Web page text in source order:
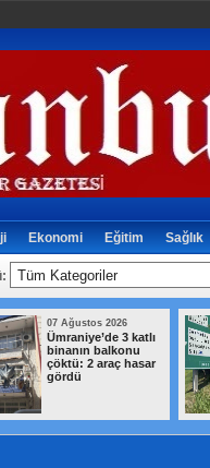
Ekonomi Eğitim Sağlık
07 Ağustos 2026
Ümraniye’de 3 katlı
binanın balkonu
çöktü: 2 araç hasar
gördü